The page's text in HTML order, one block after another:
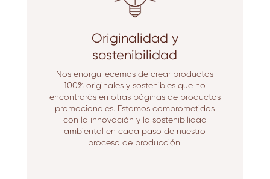
Originalidad y
sostenibilidad
Nos enorgullecemos de crear productos
100% originales y sostenibles que no
encontrarás en otras páginas de productos
promocionales. Estamos comprometidos
con la innovación y la sostenibilidad
ambiental en cada paso de nuestro
proceso de producción.